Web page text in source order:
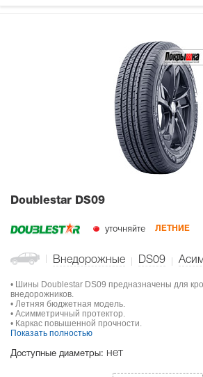
Doublestar DS09
уточняйте ЛЕТНИЕ
Внедорожные DS09
• Шины Doublestar DS09 предназначены для
внедорожников.
• Летняя бюджетная модель.
• Асимметричный протектор.
• Каркас повышенной прочности.
Показать полностью
Доступные диаметры: нет